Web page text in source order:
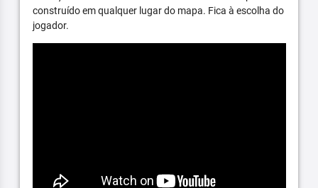
construído em qualquer lugar do mapa. Fica à escolha do
jogador.